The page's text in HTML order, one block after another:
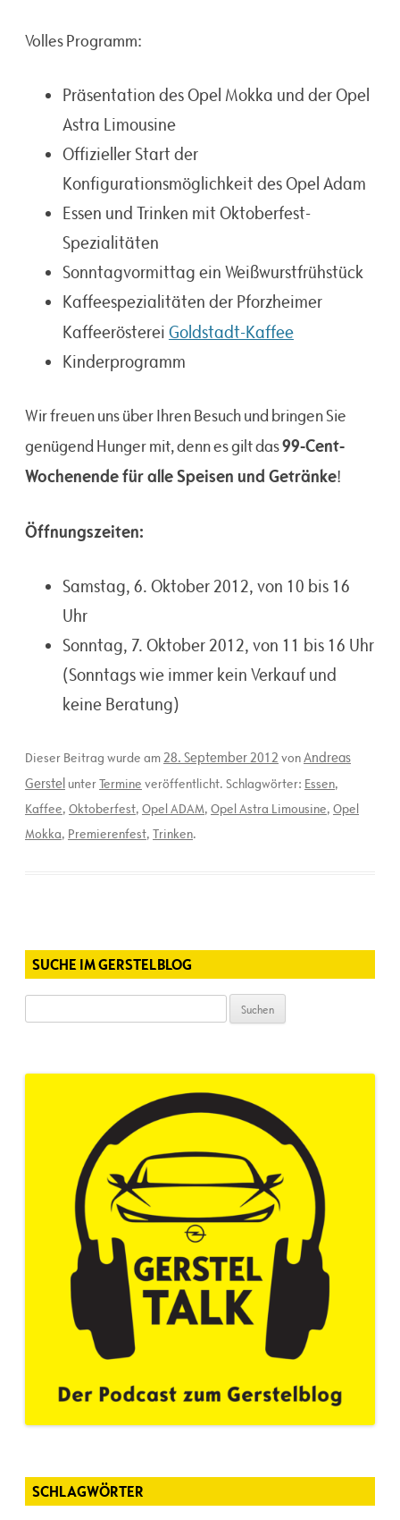
Volles Programm:
Präsentation des Opel Mokka und der Opel
Astra Limousine
Offizieller Start der
Konfigurationsmöglichkeit des Opel Adam
Essen und Trinken mit Oktoberfest-
Spezialitäten
Sonntagvormittag ein Weißwurstfrühstück
Kaffeespezialitäten der Pforzheimer
Kaffeerösterei Goldstadt-Kaffee
Kinderprogramm
Wir freuen uns über Ihren Besuch und bringen Sie
genügend Hunger mit, denn es gilt das99-Cent-
Wochenende für alle Speisen und Getränke!
Öffnungszeiten:
Samstag, 6. Oktober 2012, von 10 bis 16
Uhr
Sonntag, 7. Oktober 2012, von 11 bis 16 Uhr
(Sonntags wie immer kein Verkauf und
keine Beratung)
Dieser Beitrag wurde am28. September 2012 vonAndreas
Gerstel unterTermine veröffentlicht. Schlagwörter: Essen,
Kaffee, Oktoberfest, Opel ADAM, Opel Astra Limousine, Opel
Mokka, Premierenfest, Trinken.
SUCHE IM GERSTELBLOG
SCHLAGWÖRTER